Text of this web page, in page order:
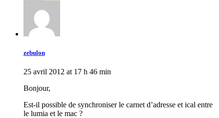
zebulon
25 avril 2012 at 17 h 46 min
Bonjour,
Est-il possible de synchroniser le carnet d’adresse et ical entre
le lumia et le mac ?